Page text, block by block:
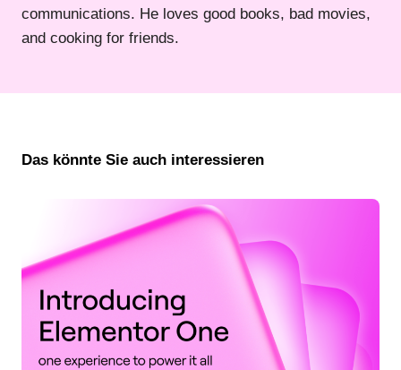
communications. He loves good books, bad movies,
and cooking for friends.
Das könnte Sie auch interessieren